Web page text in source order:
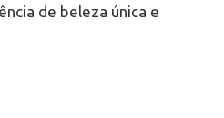
de beleza única e